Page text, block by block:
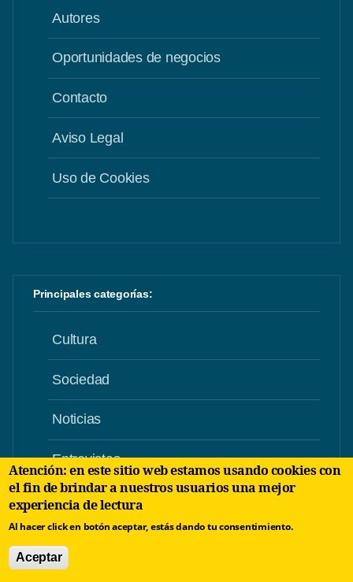
Autores
Oportunidades de negocios
Contacto
Aviso Legal
Uso de Cookies
Principales categorías:
Cultura
Sociedad
Noticias
Entrevistas
Humor
Atención: en este sitio web estamos usando cookies con
el fin de brindar a nuestros usuarios una mejor
experiencia de lectura
Al hacer click en botón aceptar, estás dando tu consentimiento.
Aceptar